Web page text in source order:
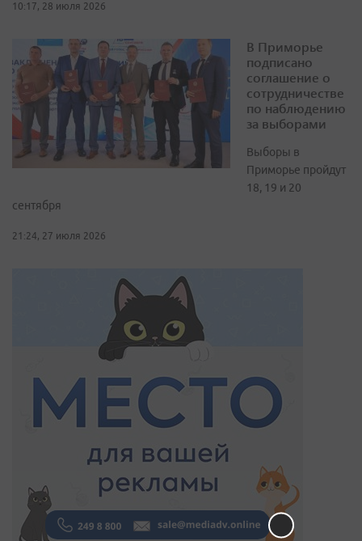
10:17, 28 июля 2026
В Приморье
подписано
соглашение о
сотрудничестве
по наблюдению
за выборами
Выборы в
Приморье пройдут
18, 19 и 20
сентября
21:24, 27 июля 2026